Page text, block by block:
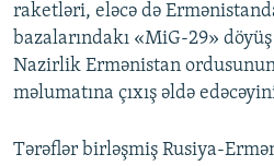
raketləri, eləcə də
bazalarındakı «MiG-29»
Nazirlik Ermənistan
məlumatına çıxış əldə
Tərəflər birləşmiş Rusiya-